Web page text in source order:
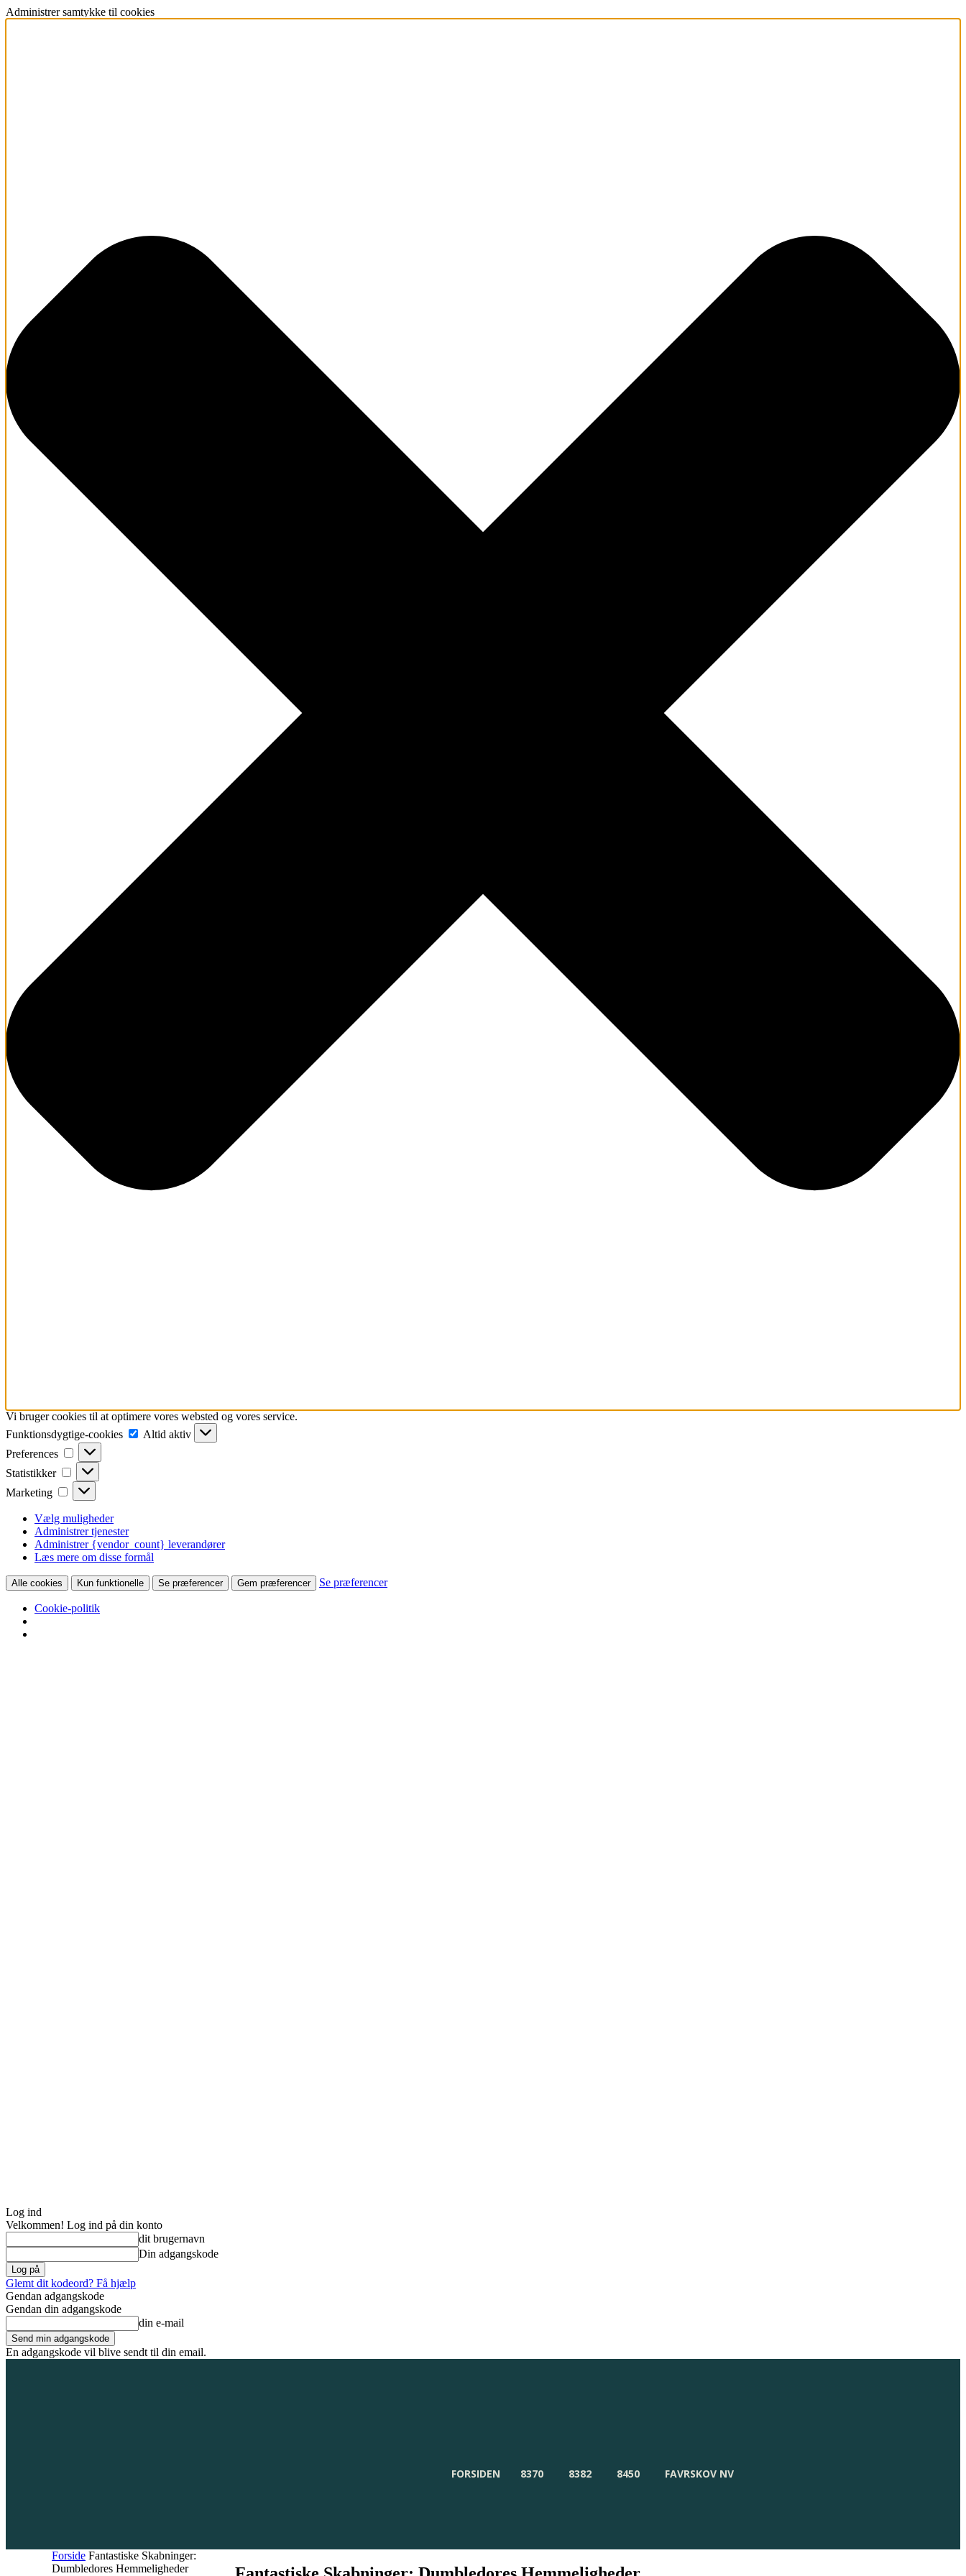
Administrer samtykke til cookies
Vi bruger cookies til at optimere vores websted og vores service.
Funktionsdygtige-cookies
Funktionsdygtige-
cookies
Altid aktiv
Preferences
Preferences
Statistikker Statistikker
Marketing Marketing
Vælg muligheder
Administrer tjenester
Administrer {vendor_count} leverandører
Læs mere om disse formål
Alle cookies Kun funktionelle Se præferencer Gem præferencer Se præferencer
Cookie-politik
Log ind
Velkommen! Log ind på din konto
dit brugernavn
Din adgangskode
Glemt dit kodeord? Få hjælp
Gendan adgangskode
Gendan din adgangskode
din e-mail
En adgangskode vil blive sendt til din email.
FORSIDEN 8370 8382 8450 FAVRSKOV NV
Forside Fantastiske Skabninger:
Dumbledores Hemmeligheder